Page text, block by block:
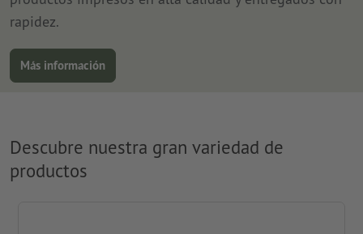
rapidez.
Más información
Descubre nuestra gran variedad de
productos